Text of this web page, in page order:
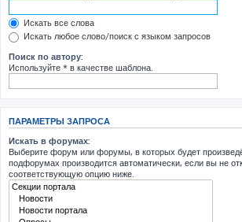
Искать все слова
Искать любое слово/поиск с языком запросов
Поиск по автору:
Используйте * в качестве шаблона.
ПАРАМЕТРЫ ЗАПРОСА
Искать в форумах:
Выберите форум или форумы, в которых будет
подфорумах производится автоматически, если вы не
соответствующую опцию ниже.